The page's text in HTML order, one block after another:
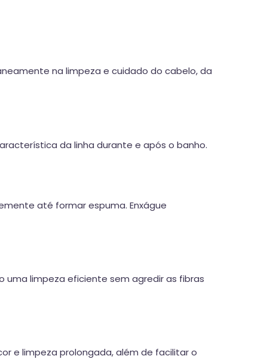
na limpeza e cuidado do cabelo, da
da linha durante e após o banho.
até formar espuma. Enxágue
limpeza eficiente sem agredir as fibras
e limpeza prolongada, além de facilitar o